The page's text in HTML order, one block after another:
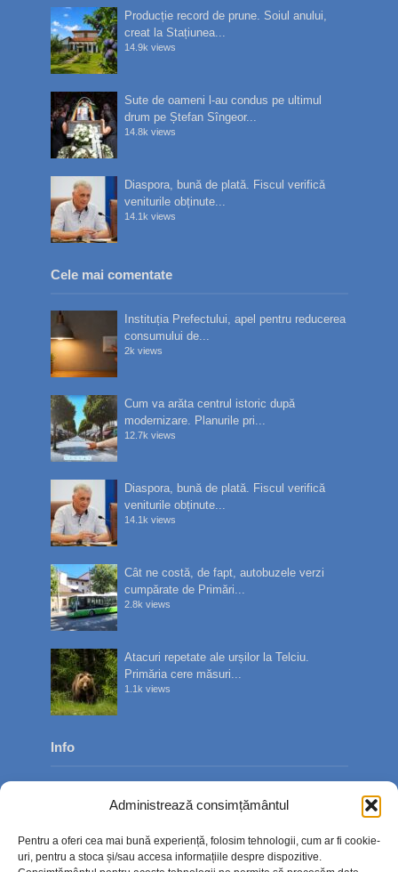
Administrează consimțământul
Pentru a oferi cea mai bună experiență, folosim tehnologii, cum ar fi cookie-
uri, pentru a stoca și/sau accesa informațiile despre dispozitive.
Producție record de prune. Soiul anului,
creat la Stațiunea...
14.9k views
Sute de oameni l-au condus pe ultimul
drum pe Ștefan Sîngeor...
14.8k views
Diaspora, bună de plată. Fiscul verifică
veniturile obținute...
14.1k views
Cele mai comentate
Instituția Prefectului, apel pentru reducerea
consumului de...
2k views
Cum va arăta centrul istoric după
modernizare. Planurile pri...
12.7k views
Diaspora, bună de plată. Fiscul verifică
veniturile obținute...
14.1k views
Cât ne costă, de fapt, autobuzele verzi
cumpărate de Primări...
2.8k views
Atacuri repetate ale urșilor la Telciu.
Primăria cere măsuri...
1.1k views
Info
Contact